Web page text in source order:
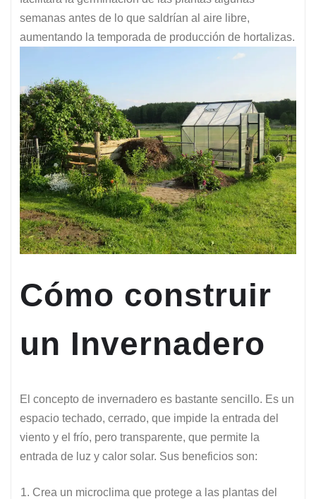
semanas antes de lo que saldrían al aire libre,
aumentando la temporada de producción de hortalizas.
Cómo construir
un Invernadero
El concepto de invernadero es bastante sencillo. Es un
espacio techado, cerrado, que impide la entrada del
viento y el frío, pero transparente, que permite la
entrada de luz y calor solar. Sus beneficios son:
Crea un microclima que protege a las plantas del